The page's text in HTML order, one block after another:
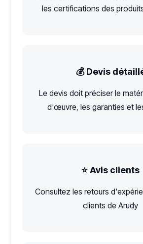
les certifications des
💰 Devis
Le devis doit préciser le
d'œuvre, les garanties et
⭐ Avis clients
Consultez les retours
clients de Arudy